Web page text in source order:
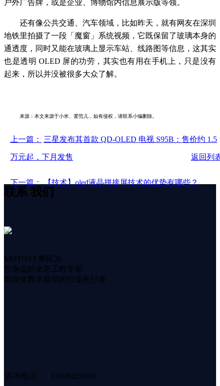
户外广告牌，或是企业、博物馆内信息展示版等领。
还有像公共交通、汽车领域，比如昨天，就有网友在深圳
地铁里拍摄了一段「魔窗」系统视频，它既保留了玻璃本身的
通透度，同时又能在玻璃上显示车站、线路图等信息，这其实
也是透明 OLED 屏的功劳，其实也有用在手机上，只是没有
起来，所以并没被很多大众了解。
来源：本文来源于小米、爱范儿，如有侵权，请联系小编删除。
上一篇： 三星发布其首款 QD-OLED 电视 S95B：售价约 1.5
万元起，下月发售 返回列
下一篇： 【技术】oled液晶拼接屏技术的优势有哪些？
联系 我们
MOTOVI 摩拓为
您身边的全息工程专家
新媒体数字展馆的行业先行者
咨询电话： 010-80251636